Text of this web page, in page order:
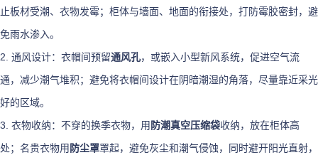
止板材受潮、衣物发霉；柜体与墙面、地面的衔接处，打防霉胶密封，避
免雨水渗入。
2. 通风设计：衣帽间预留通风孔，或嵌入小型新风系统，促进空气流
通，减少潮气堆积；避免将衣帽间设计在阴暗潮湿的角落，尽量靠近采光
好的区域。
3. 衣物收纳：不穿的换季衣物，用 防潮真空压缩袋收纳，放在柜体高
处；名贵衣物用 防尘罩罩起，避免灰尘和潮气侵蚀，同时避开阳光直射，